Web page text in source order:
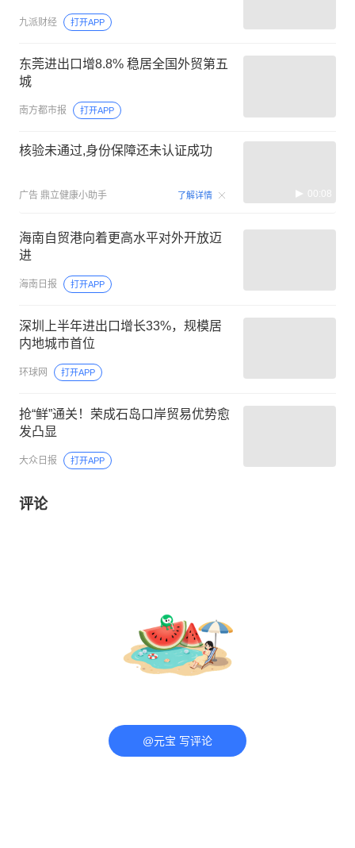
九派财经 打开APP
东莞进出口增8.8% 稳居全国外贸第五
城
南方都市报 打开APP
核验未通过,身份保障还未认证成功
广告 鼎立健康小助手 了解详情 00:08
海南自贸港向着更高水平对外开放迈
进
海南日报 打开APP
深圳上半年进出口增长33%，规模居
内地城市首位
环球网 打开APP
抢“鲜”通关！荣成石岛口岸贸易优势愈
发凸显
大众日报 打开APP
评论
@元宝 写评论